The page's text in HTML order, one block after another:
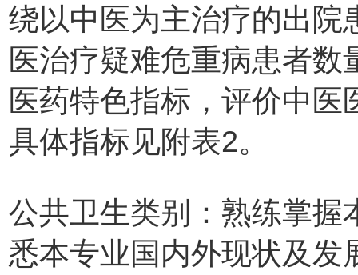
绕以中医为主治疗的出院
医治疗疑难危重病患者
医药特色指标，评价中
具体指标见附表2。
公共卫生类别：熟练掌握
悉本专业国内外现状及发